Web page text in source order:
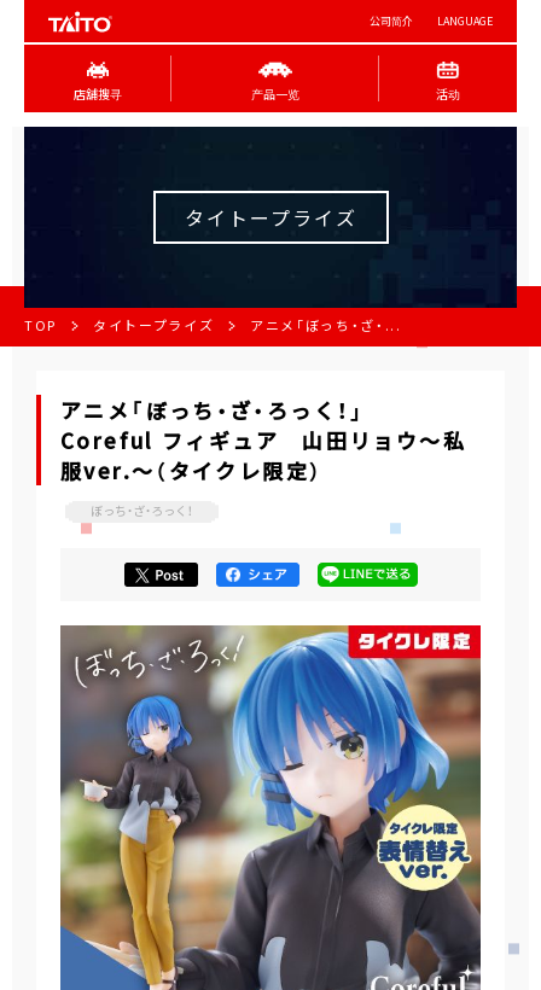
公司简介 LANGUAGE
店舖搜寻 产品一览 活动
タイトープライズ
TOP タイトープライズ アニメ「ぼっち・ざ・...
アニメ「ぼっち・ざ・ろっく！」
Coreful フィギュア 山田リョウ～私
服ver.～（タイクレ限定）
ぼっち・ざ・ろっく！